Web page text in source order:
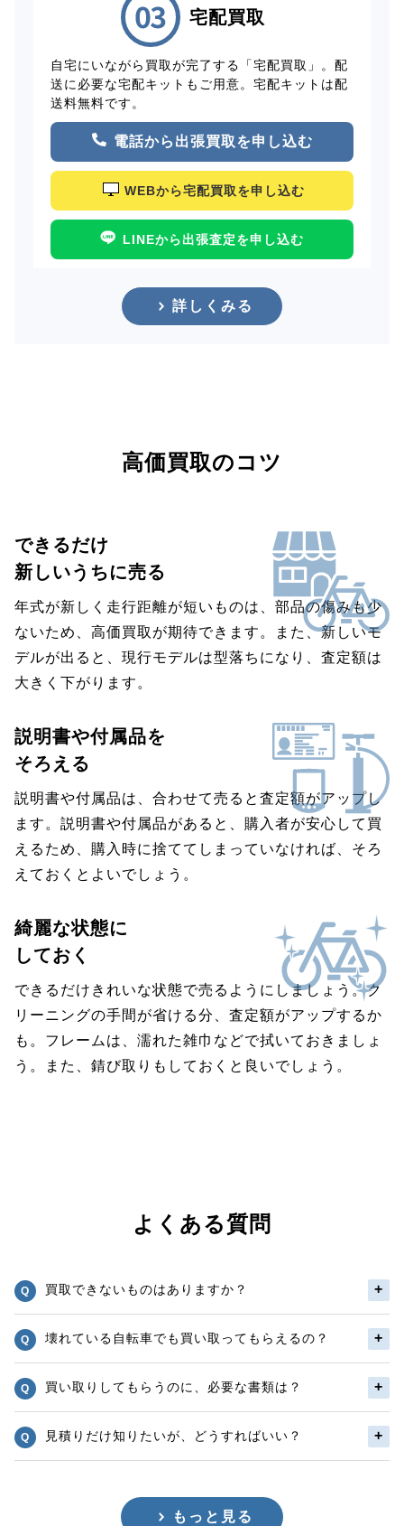
宅配買取
自宅にいながら買取が完了する「宅配買取」。配
送に必要な宅配キットもご用意。宅配キットは配
送料無料です。
電話から出張買取を申し込む
WEBから宅配買取を申し込む
LINEから出張査定を申し込む
詳しくみる
高価買取のコツ
できるだけ
新しいうちに売る
年式が新しく走行距離が短いものは、部品の傷みも少
ないため、高価買取が期待できます。また、新しいモ
デルが出ると、現行モデルは型落ちになり、査定額は
大きく下がります。
説明書や付属品を
そろえる
説明書や付属品は、合わせて売ると査定額がアップし
ます。説明書や付属品があると、購入者が安心して買
えるため、購入時に捨ててしまっていなければ、そろ
えておくとよいでしょう。
綺麗な状態に
しておく
できるだけきれいな状態で売るようにしましょう。ク
リーニングの手間が省ける分、査定額がアップするか
も。フレームは、濡れた雑巾などで拭いておきましょ
う。また、錆び取りもしておくと良いでしょう。
よくある質問
買取できないものはありますか？
壊れている自転車でも買い取ってもらえるの？
買い取りしてもらうのに、必要な書類は？
見積りだけ知りたいが、どうすればいい？
もっと見る